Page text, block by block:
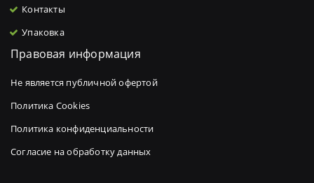
Контакты
Упаковка
Правовая информация
Не является публичной офертой
Политика Cookies
Политика конфиденциальности
Согласие на обработку данных